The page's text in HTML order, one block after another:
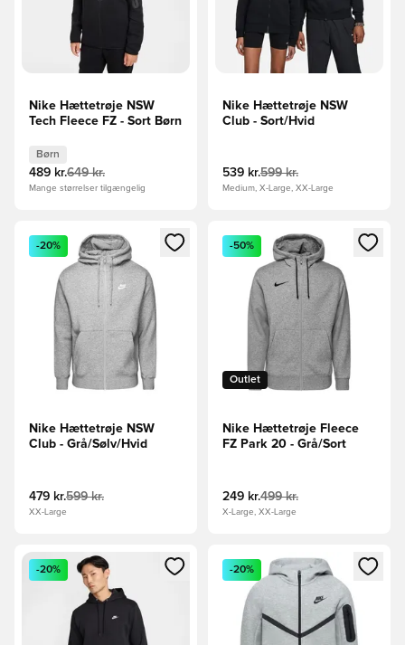
Nike Hættetrøje NSW
Tech Fleece FZ - Sort Børn
Børn
489 kr.649 kr.
Mange størrelser tilgængelig
Nike Hættetrøje NSW
Club - Sort/Hvid
539 kr.599 kr.
Medium, X-Large, XX-Large
Åbner en Modal til at logge ind eller tilmelde dig som
-20%
Nike Hættetrøje NSW
Club - Grå/Sølv/Hvid
479 kr.599 kr.
XX-Large
Åbner en Modal til at logge
Outlet
-50%
Nike Hættetrøje Fleece
FZ Park 20 - Grå/Sort
249 kr.499 kr.
X-Large, XX-Large
Åbner en Modal til at logge ind eller tilmelde dig som
-20%
Åbner en Modal til at logge
-20%